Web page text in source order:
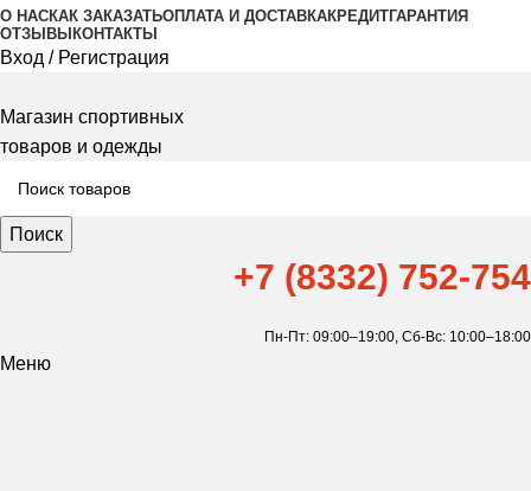
О НАСКАК ЗАКАЗАТЬОПЛАТА И ДОСТАВКАКРЕДИТГАРАНТИЯ
ОТЗЫВЫ КОНТАКТЫ
Вход / Регистрация
Магазин спортивных
товаров и одежды
Поиск
+7 (8332) 752-754
Пн-Пт: 09:00–19:00, Сб-Вс: 10:00–18:00
Меню